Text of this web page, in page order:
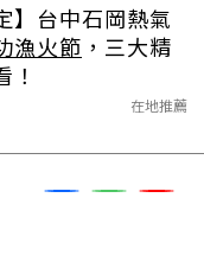
】台中石岡熱氣
漁火節 ，三大精
在地推薦